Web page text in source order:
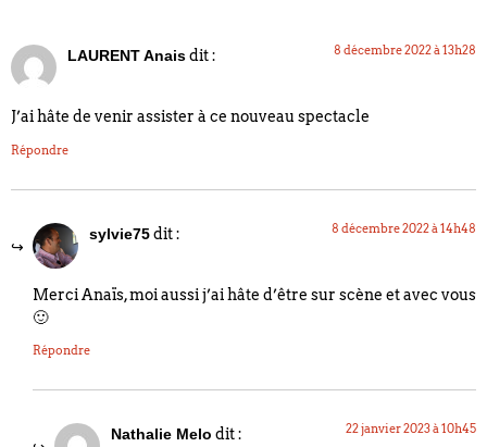
LAURENT Anaisdit : 8 décembre 2022 à 13h28
J’ai hâte de venir assister à ce nouveau spectacle
Répondre
sylvie75dit : 8 décembre 2022 à 14h48
Merci Anaïs, moi aussi j’ai hâte d’être sur scène et avec vous
🙂
Répondre
Nathalie Melo dit : 22 janvier 2023 à 10h45